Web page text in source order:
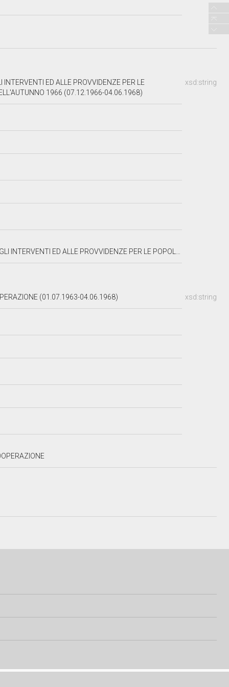
xsd:string
INTERVENTI ED ALLE PROVVIDENZE PER LE
1966 (07.12.1966-04.06.1968)
E I TERRITORI COLPITI DALLE ALLUVIONI O MAREGGIATE DELL'AUTUNNO 1966
xsd:string
(01.07.1963-04.06.1968)